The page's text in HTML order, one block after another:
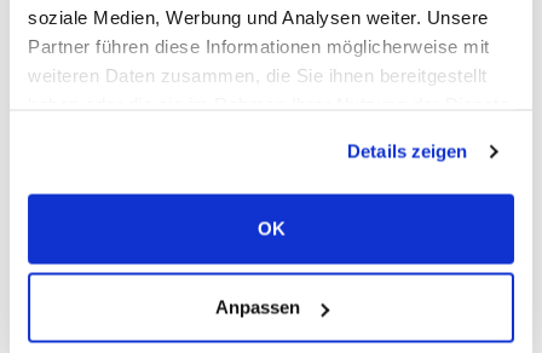
soziale Medien, Werbung und Analysen weiter. Unsere
Partner führen diese Informationen möglicherweise mit
weiteren Daten zusammen, die Sie ihnen bereitgestellt
Details zeigen
OK
Anpassen
Wie
Planen
Wir
Unsere
Wie planen wir unsere Reise
Reise in den Osten der USA